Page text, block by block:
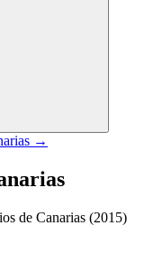
→
de Canarias (2015)